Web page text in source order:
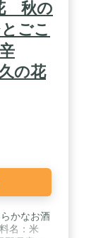
秋の
ごこ
の花
かなお酒
名：米